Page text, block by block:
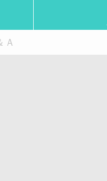
Ａ